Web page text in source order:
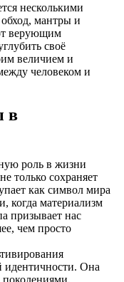
несколькими
мантры и
верующим
своё
величием и
человеком и
в
роль в жизни
только сохраняет
как символ мира
когда материализм
призывает нас
чем просто
идентичности. Она
поколениями,